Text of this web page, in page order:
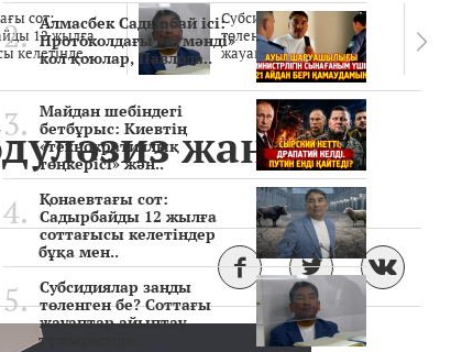
сот:
12 жылға
келетінде..
Субсидиялар заңды
төленген бе? Соттағы
жауаптар айыптау..
жаңа
Алмасбек Садырбай ісі:
Протоколдағы «күмәнді»
кол қоюлар, Павлода..
Майдан шебіндегі
бетбұрыс: Киевтің
«технократиялық
төңкерісі» жән..
Қонаевтағы сот:
Садырбайды 12 жылға
соттағысы келетіндер
бұқа мен..
Субсидиялар заңды
төленген бе? Соттағы
жауаптар айыптау
тұжырымда..